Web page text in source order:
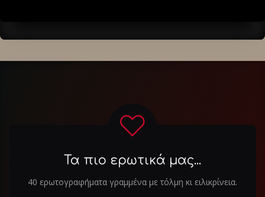
Τα πιο ερωτικά μας...
40 ερωτογραφήματα γραμμένα με τόλμη κι ειλικρίνεια.